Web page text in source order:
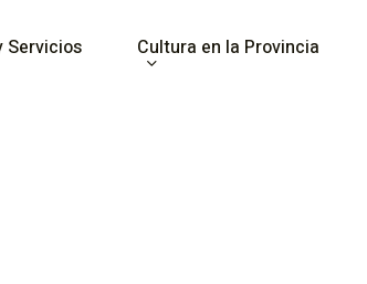
Servicios Cultura en la Provincia